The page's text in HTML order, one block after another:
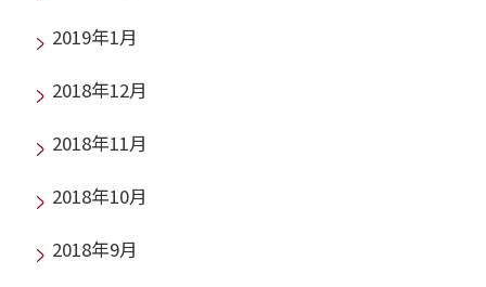
2019年1月
2018年12月
2018年11月
2018年10月
2018年9月